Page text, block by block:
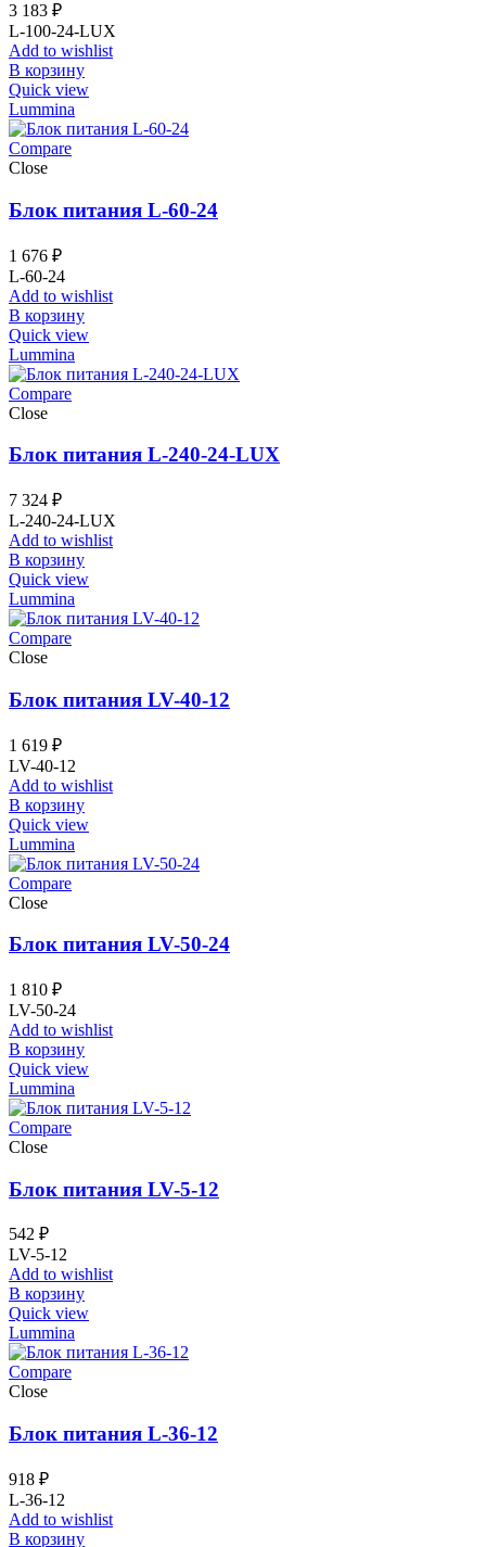
3 183 ₽
L-100-24-LUX
Add to wishlist
В корзину
Quick view
Lummina
Compare
Close
Блок питания L-60-24
1 676 ₽
L-60-24
Add to wishlist
В корзину
Quick view
Lummina
Compare
Close
Блок питания L-240-24-LUX
7 324 ₽
L-240-24-LUX
Add to wishlist
В корзину
Quick view
Lummina
Compare
Close
Блок питания LV-40-12
1 619 ₽
LV-40-12
Add to wishlist
В корзину
Quick view
Lummina
Compare
Close
Блок питания LV-50-24
1 810 ₽
LV-50-24
Add to wishlist
В корзину
Quick view
Lummina
Compare
Close
Блок питания LV-5-12
542 ₽
LV-5-12
Add to wishlist
В корзину
Quick view
Lummina
Compare
Close
Блок питания L-36-12
918 ₽
L-36-12
Add to wishlist
В корзину